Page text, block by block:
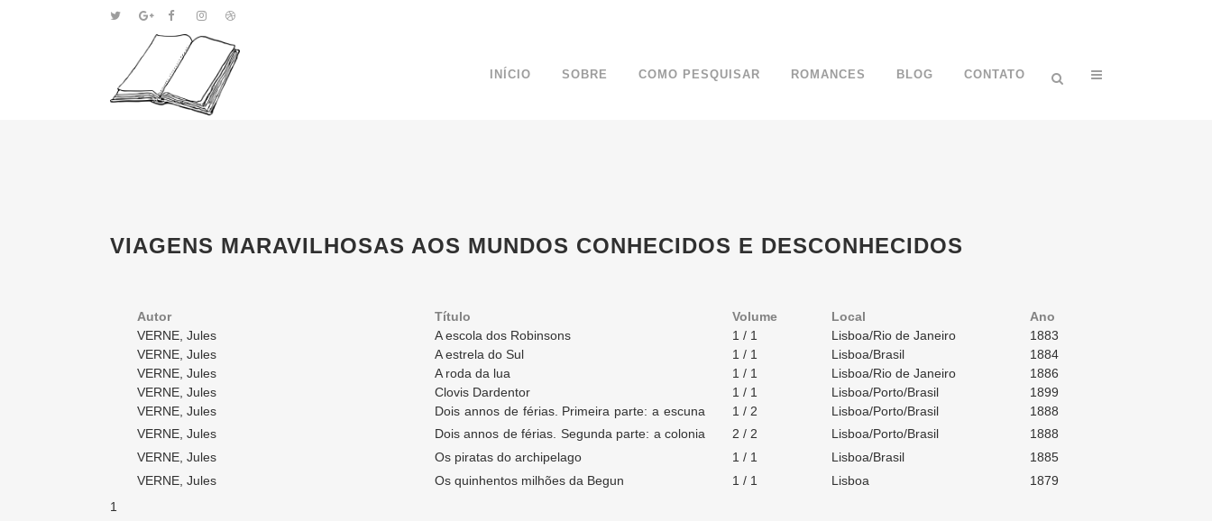
INÍCIO SOBRE COMO PESQUISAR ROMANCES BLOG CONTATO
VIAGENS MARAVILHOSAS AOS MUNDOS CONHECIDOS E DESCONHECIDOS
Autor Título Volume Local
Ano
VERNE, Jules
A escola dos Robinsons 1 / 1 Lisboa/Rio de Janeiro
1883
VERNE, Jules
A estrela do Sul 1 / 1 Lisboa/Brasil
1884
VERNE, Jules
A roda da lua 1 / 1 Lisboa/Rio de Janeiro
1886
VERNE, Jules
Clovis Dardentor 1 / 1 Lisboa/Porto/Brasil
1899
VERNE, Jules
Dois annos de férias. Primeira parte: a escuna
perdida
1 / 2 Lisboa/Porto/Brasil
1888
VERNE, Jules
Dois annos de férias. Segunda parte: a colonia
infantil
2 / 2 Lisboa/Porto/Brasil
1888
VERNE, Jules
Os piratas do archipelago 1 / 1 Lisboa/Brasil
1885
VERNE, Jules
Os quinhentos milhões da Begun 1 / 1 Lisboa
1879
1